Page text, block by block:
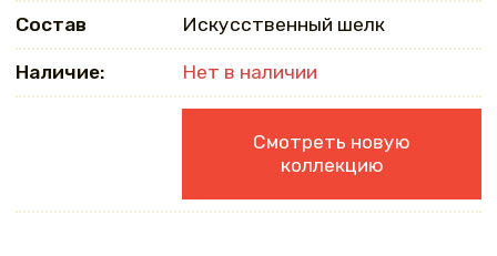
Состав Искусственный шелк
Наличие: Нет в наличии
Смотреть новую
коллекцию